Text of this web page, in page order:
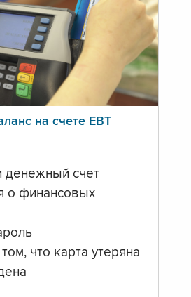
на счете ЕВТ
денежный счет
о финансовых
что карта утеряна